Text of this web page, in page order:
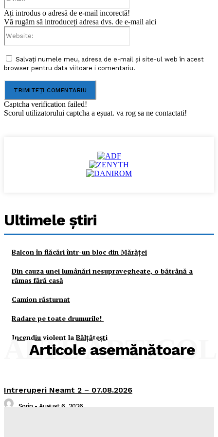
Ați introdus o adresă de e-mail incorectă!
Vă rugăm să introduceți adresa dvs. de e-mail aici
Salvați numele meu, adresa de e-mail și site-ul web în acest
browser pentru data viitoare i comentariu.
Captcha verification failed!
Scorul utilizatorului captcha a eșuat. va rog sa ne contactati!
Ultimele ştiri
Balcon în flăcări într-un bloc din Mărăţei
Din cauza unei lumânări nesupravegheate, o bătrână a
rămas fără casă
Camion răsturnat
Radare pe toate drumurile!
Incendiu violent la Bălţăteşti
Articole asemănătoare
ALTE
Intreruperi Neamt 2 – 07.08.2026
Sorin - August 6, 2026